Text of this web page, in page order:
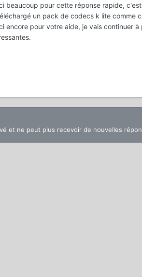
beaucoup pour cette réponse rapide,
un pack de codecs k lite comme
encore pour votre aide, je vais continuer
et ne peut plus recevoir de nouvelles